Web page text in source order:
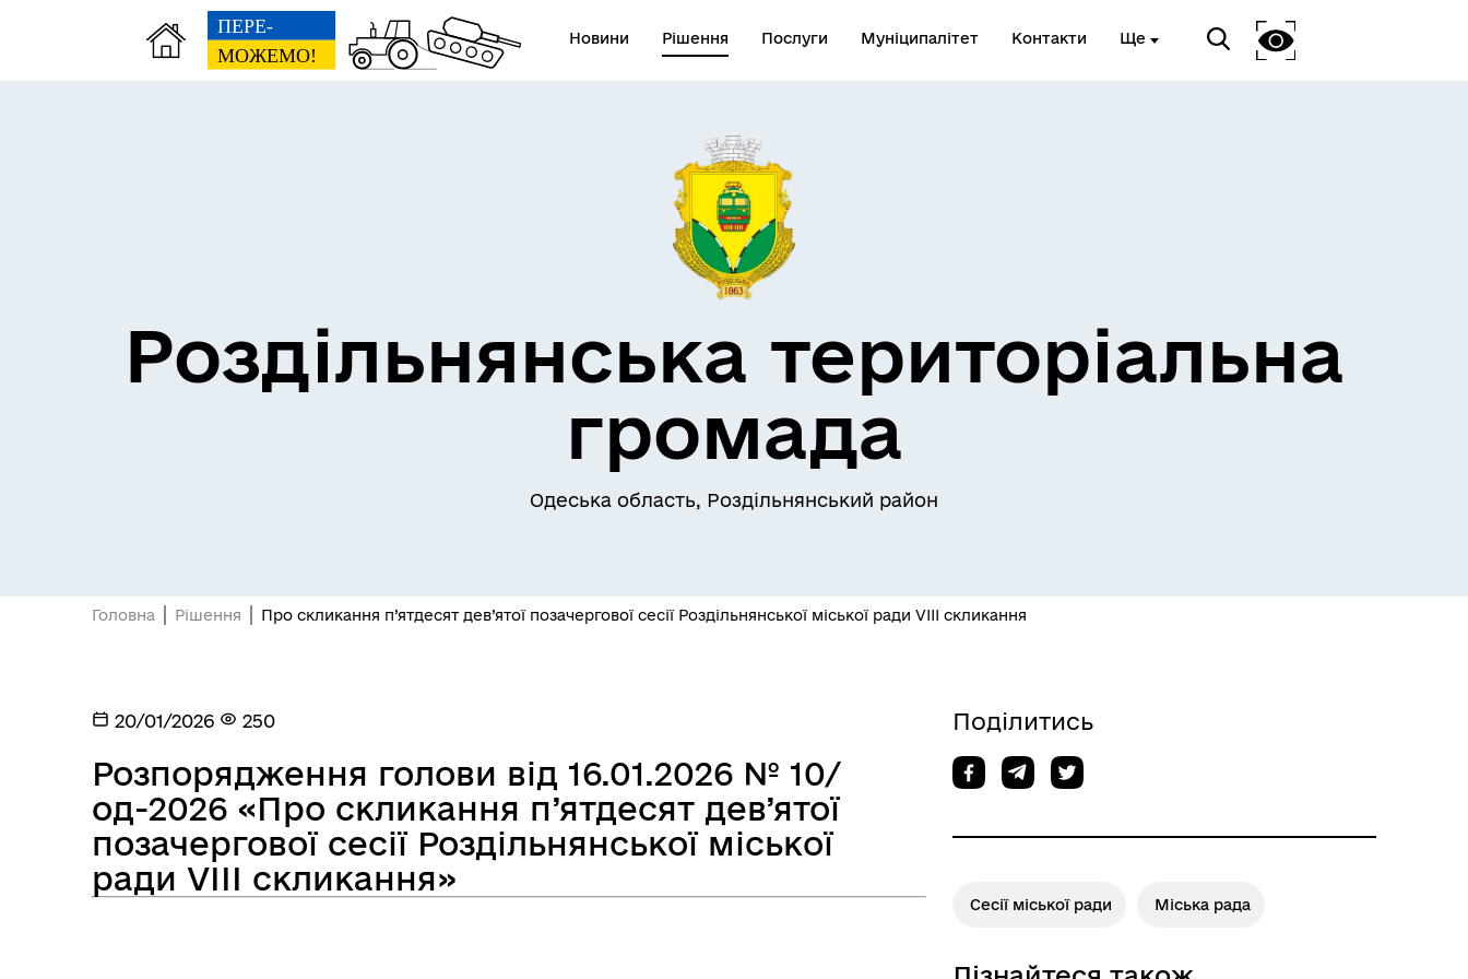
Новини Рішення Послуги Муніципалітет Контакти Ще
Засідання постійних комісій Цивільний захист населення
Пам’яті військових громади
військовослужбовців та їх
сімей
Розклад пасажирських потягів
Розклад автобусів Одеса-
Роздільнянська територіальна
громада
Одеська область, Роздільнянський район
Головна Рішення Про скликання п’ятдесят дев’ятої позачергової сесії Роздільнянської міської ради VIІІ скликання
20/01/2026 250
Розпорядження голови від 16.01.2026 № 10/
од-2026 «Про скликання п’ятдесят дев’ятої
позачергової сесії Роздільнянської міської
ради VIІІ скликання»
Поділитись
Сесії міської ради Міська рада